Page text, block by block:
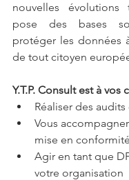
nouvelles évolutions
pose des bases
protéger les données
de tout citoyen
Y.T.P. Consult est à vos
Réaliser des
Vous
mise en conformité
Agir en tant que
votre organisation